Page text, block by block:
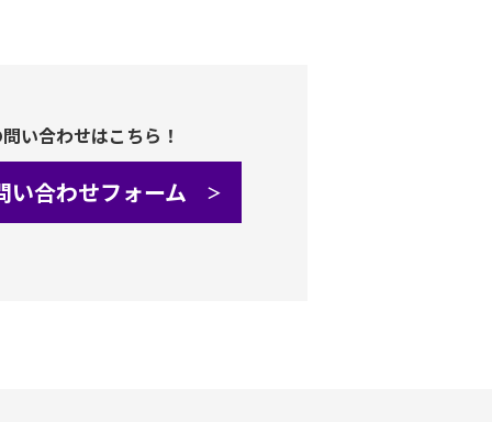
い合わせはこちら！
い合わせフォーム